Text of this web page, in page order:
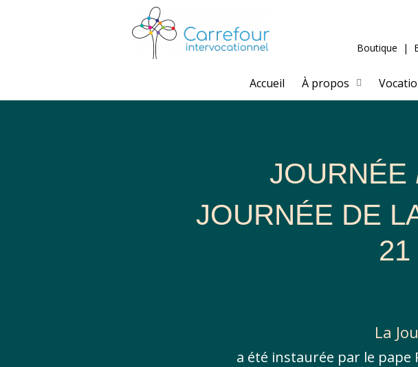
Boutique |
Accueil À propos
JOURNÉE
JOURNÉE DE
La
a été instaurée par le pape